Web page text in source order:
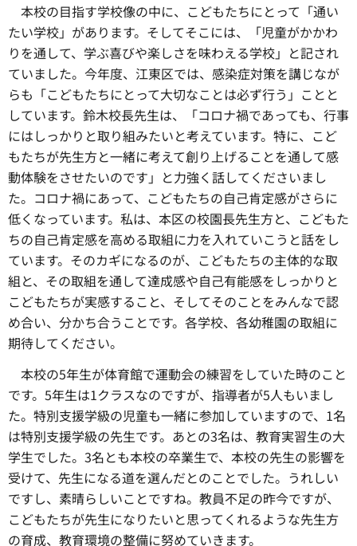
本校の目指す学校像の中に、こどもたちにとって「通い
たい学校」があります。そしてそこには、「児童がかかわ
りを通して、学ぶ喜びや楽しさを味わえる学校」と記され
ていました。今年度、江東区では、感染症対策を講じなが
らも「こどもたちにとって大切なことは必ず行う」ことと
しています。鈴木校長先生は、「コロナ禍であっても、行事
にはしっかりと取り組みたいと考えています。特に、こど
もたちが先生方と一緒に考えて創り上げることを通して感
動体験をさせたいのです」と力強く話してくださいまし
た。コロナ禍にあって、こどもたちの自己肯定感がさらに
低くなっています。私は、本区の校園長先生方と、こどもた
ちの自己肯定感を高める取組に力を入れていこうと話をし
ています。そのカギになるのが、こどもたちの主体的な取
組と、その取組を通して達成感や自己有能感をしっかりと
こどもたちが実感すること、そしてそのことをみんなで認
め合い、分かち合うことです。各学校、各幼稚園の取組に
期待してください。
本校の5年生が体育館で運動会の練習をしていた時のこと
です。5年生は1クラスなのですが、指導者が5人もいまし
た。特別支援学級の児童も一緒に参加していますので、1名
は特別支援学級の先生です。あとの3名は、教育実習生の大
学生でした。3名とも本校の卒業生で、本校の先生の影響を
受けて、先生になる道を選んだとのことでした。うれしい
ですし、素晴らしいことですね。教員不足の昨今ですが、
こどもたちが先生になりたいと思ってくれるような先生方
の育成、教育環境の整備に努めていきます。